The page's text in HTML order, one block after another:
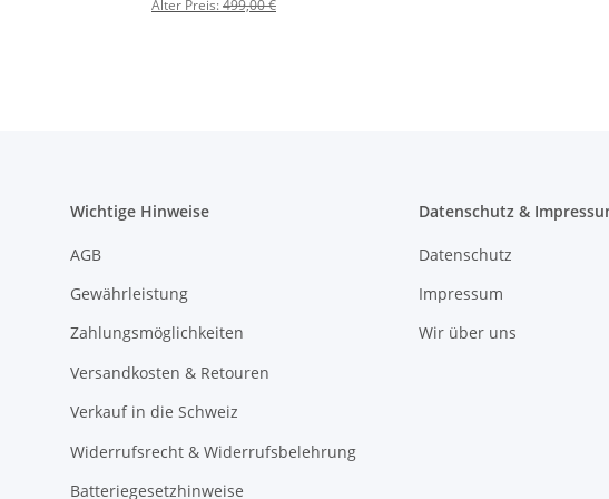
Alter Preis:499,00 €
Wichtige Hinweise
AGB
Gewährleistung
Zahlungsmöglichkeiten
Versandkosten & Retouren
Verkauf in die Schweiz
Widerrufsrecht & Widerrufsbelehrung
Batteriegesetzhinweise
Datenschutz &
Datenschutz
Impressum
Wir über uns